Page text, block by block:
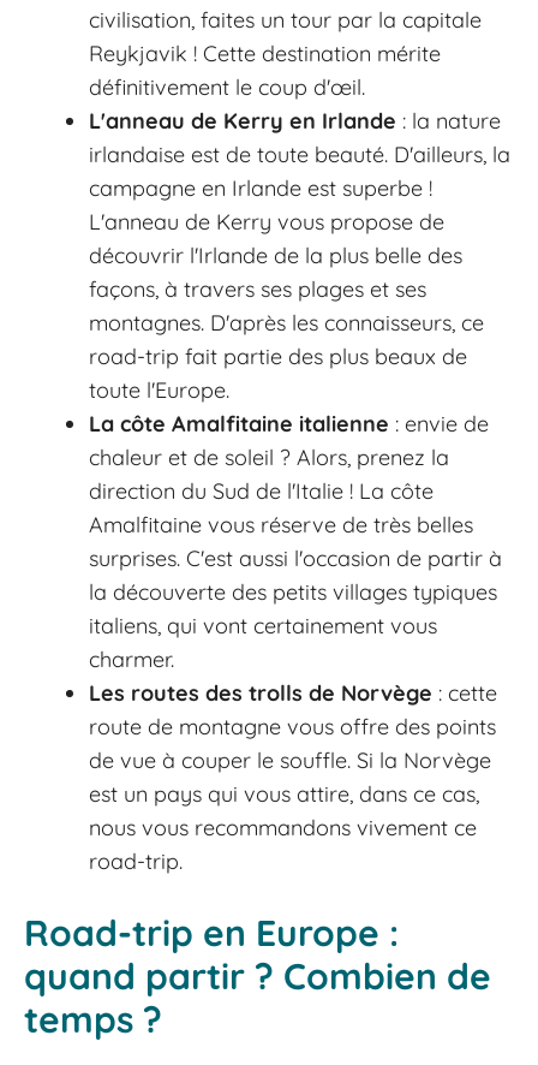
civilisation, faites un tour par la capitale
Reykjavik ! Cette destination mérite
définitivement le coup d'œil.
L'anneau de Kerry en Irlande : la nature
irlandaise est de toute beauté. D'ailleurs, la
campagne en Irlande est superbe !
L'anneau de Kerry vous propose de
découvrir l'Irlande de la plus belle des
façons, à travers ses plages et ses
montagnes. D'après les connaisseurs, ce
road-trip fait partie des plus beaux de
toute l'Europe.
La côte Amalfitaine italienne : envie de
chaleur et de soleil ? Alors, prenez la
direction du Sud de l'Italie ! La côte
Amalfitaine vous réserve de très belles
surprises. C'est aussi l'occasion de partir à
la découverte des petits villages typiques
italiens, qui vont certainement vous
charmer.
Les routes des trolls de Norvège : cette
route de montagne vous offre des points
de vue à couper le souffle. Si la Norvège
est un pays qui vous attire, dans ce cas,
nous vous recommandons vivement ce
road-trip.
Road-trip en Europe :
quand partir ? Combien de
temps ?